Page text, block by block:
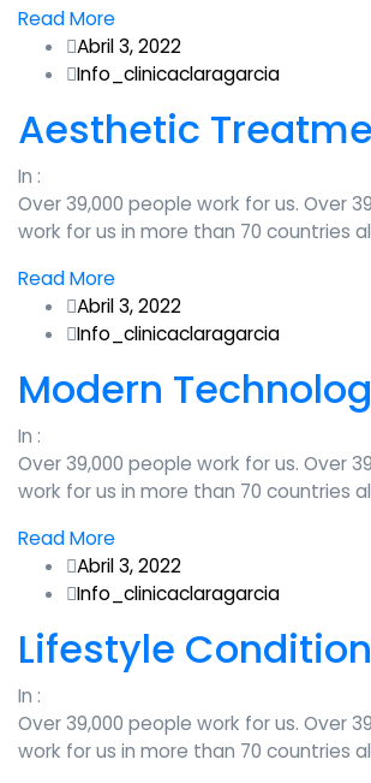
Read More
Abril 3, 2022
Info_clinicaclaragarcia
Aesthetic
In :
Over 39,000 people work for us. Over
work for us in more than 70 countries
Read More
Abril 3, 2022
Info_clinicaclaragarcia
Modern
In :
Over 39,000 people work for us. Over
work for us in more than 70 countries
Read More
Abril 3, 2022
Info_clinicaclaragarcia
Lifestyle Condition
In :
Over 39,000 people work for us. Over
work for us in more than 70 countries